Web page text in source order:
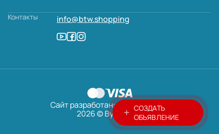
СОЗДАТЬ
ОБЪЯВЛЕНИЕ
Контакты info@btw.shopping
2026 © ByTheWay
Сайт разработан: AVADA MEDIA